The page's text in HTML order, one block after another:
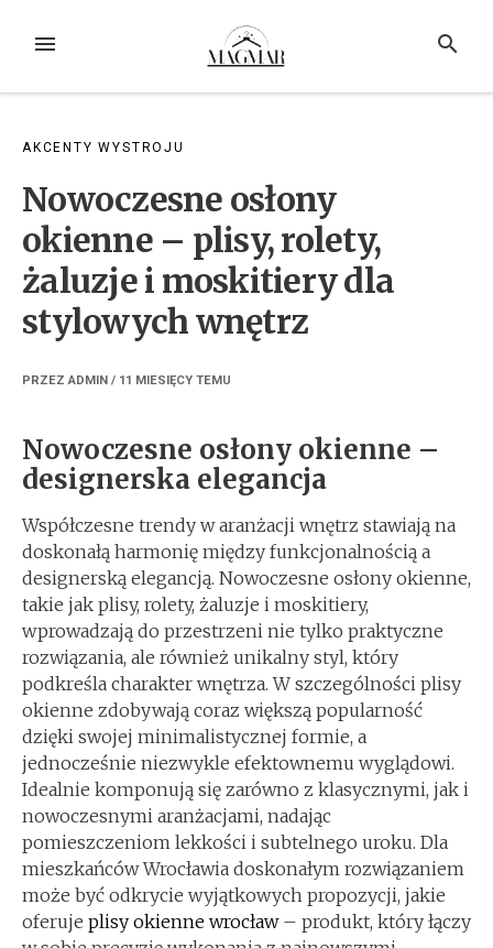
MENU SZUKAJ
AKCENTY WYSTROJU
Nowoczesne osłony
okienne – plisy, rolety,
żaluzje i moskitiery dla
stylowych wnętrz
PRZEZADMIN / 11 MIESIĘCY TEMU
Nowoczesne osłony okienne –
designerska elegancja
Współczesne trendy w aranżacji wnętrz stawiają na
doskonałą harmonię między funkcjonalnością a
designerską elegancją. Nowoczesne osłony okienne,
takie jak plisy, rolety, żaluzje i moskitiery,
wprowadzają do przestrzeni nie tylko praktyczne
rozwiązania, ale również unikalny styl, który
podkreśla charakter wnętrza. W szczególności plisy
okienne zdobywają coraz większą popularność
dzięki swojej minimalistycznej formie, a
jednocześnie niezwykle efektownemu wyglądowi.
Idealnie komponują się zarówno z klasycznymi, jak i
nowoczesnymi aranżacjami, nadając
pomieszczeniom lekkości i subtelnego uroku. Dla
mieszkańców Wrocławia doskonałym rozwiązaniem
może być odkrycie wyjątkowych propozycji, jakie
oferuje plisy okienne wrocław– produkt, który łączy